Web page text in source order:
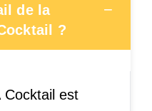
de la
?
−
Cocktail est